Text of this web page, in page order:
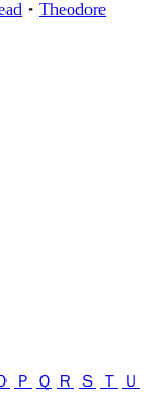
・ Theodore
Ｐ Ｑ Ｒ Ｓ Ｔ
Ｕ